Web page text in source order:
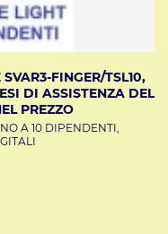
FINGER/TSL10,
DI ASSISTENZA DEL
PREZZO
A 10 DIPENDENTI,